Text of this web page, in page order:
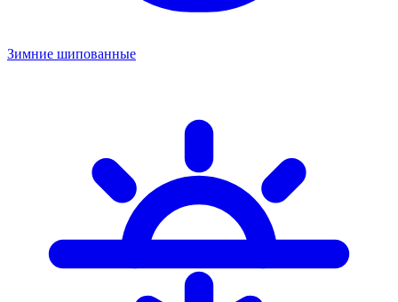
Зимние шипованные